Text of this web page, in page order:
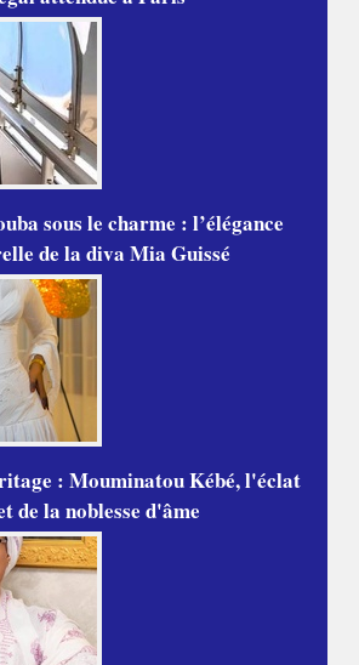
sous le charme : l’élégance
de la diva Mia Guissé
: Mouminatou Kébé, l'éclat
de la noblesse d'âme